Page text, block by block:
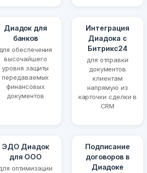
Диадок для
банков
для обеспечения
высочайшего
уровня защиты
передаваемых
финансовых
документов
Интеграция
Диадока с
Битрикс24
для отправки
документов
клиентам
напрямую из
карточки сделки в
CRM
ЭДО Диадок
для ООО
оптимизации
Подписание
договоров в
Диадоке